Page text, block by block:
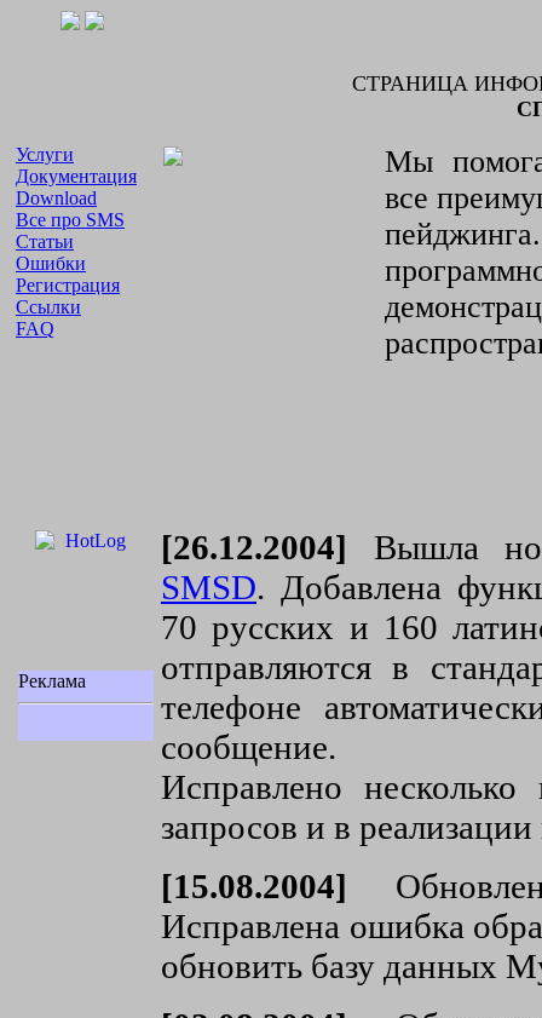
СТРАНИЦА
Услуги
Документация
Download
Все про SMS
Статьи
Ошибки
Регистрация
Ссылки
FAQ
Мы
все
Реклама
[26.12.2004] Вышла
SMSD. Добавлена
70 русских и 160
отправляются в
телефоне
сообщение.
Исправлено
запросов и в
[15.08.2004]
Исправлена ошибка
обновить базу данных